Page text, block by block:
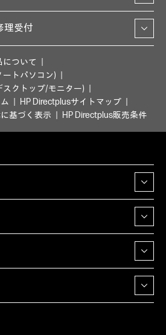
理受付
について
トパソコン)
クトップ/モニター)
HP Directplusサイトマップ
基づく表示
HP Directplus販売条件